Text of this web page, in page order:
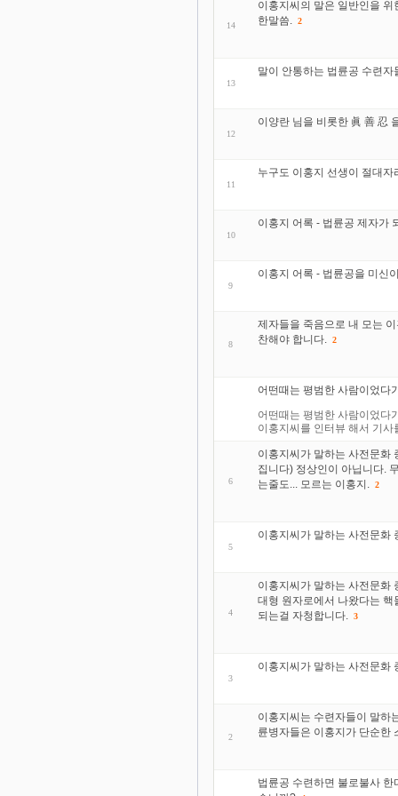
14
이홍지씨의 말은 일반인을
한말씀.
2
13
말이 안통하는 법륜공 수련자
12
이양란 님을 비롯한 眞 善 忍
11
누구도 이홍지 선생이 절대
10
이홍지 어록 - 법륜공 제자가
9
이홍지 어록 - 법륜공을 미신
8
제자들을 죽음으로 내 모는
찬해야 합니다.
2
어떤때는 평범한 사람이었다
어떤때는 평범한 사람이었다
이홍지씨를 인터뷰 해서 기
6
이홍지씨가 말하는 사전문화
집니다) 정상인이 아닙니다.
는줄도... 모르는 이홍지.
2
5
이홍지씨가 말하는 사전문화
4
이홍지씨가 말하는 사전문화
대형 원자로에서 나왔다는
되는걸 자청합니다.
3
3
이홍지씨가 말하는 사전문화
2
이홍지씨는 수련자들이 말하
륜병자들은 이홍지가 단순한
법륜공 수련하면 불로불사